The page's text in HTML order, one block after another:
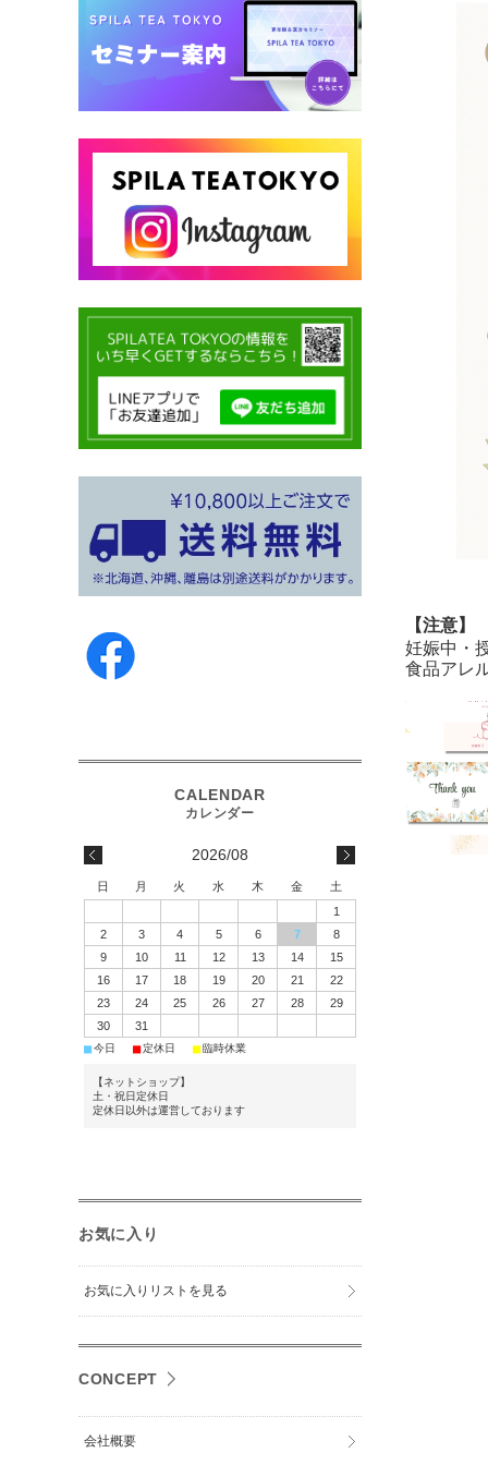
【注意】
妊娠中・
食品アレ
2026/08
日 月 火 水 木 金
土
1
2
3 4 5 6 7
8
9
10 11 12 13 14
15
16
17 18 19 20 21
22
23
24 25 26 27 28
29
30
31
■今日 ■定休日 ■臨時休業
【ネットショップ】
土・祝日定休日
定休日以外は運営しております
お気に入り
お気に入りリストを見る
CONCEPT
会社概要